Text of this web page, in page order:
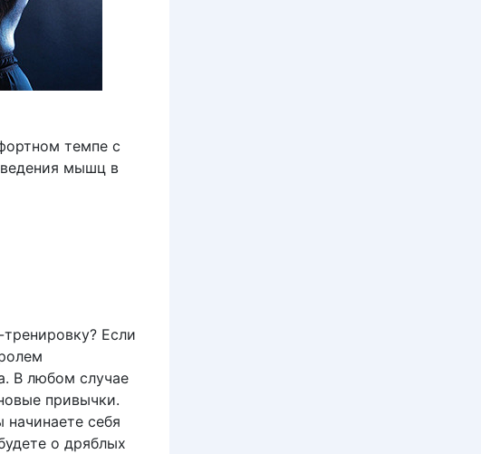
темпе с
мышц в
Если
В любом случае
привычки.
себя
о дряблых